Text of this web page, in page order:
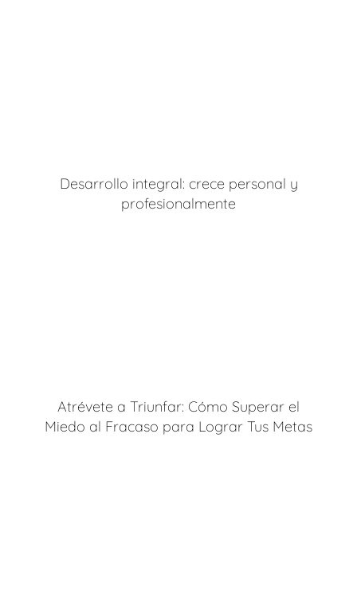
Desarrollo integral: crece personal y
profesionalmente
Atrévete a Triunfar: Cómo Superar el
Miedo al Fracaso para Lograr Tus Metas